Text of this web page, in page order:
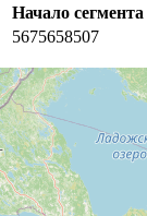
Начало сегмента
5675658507